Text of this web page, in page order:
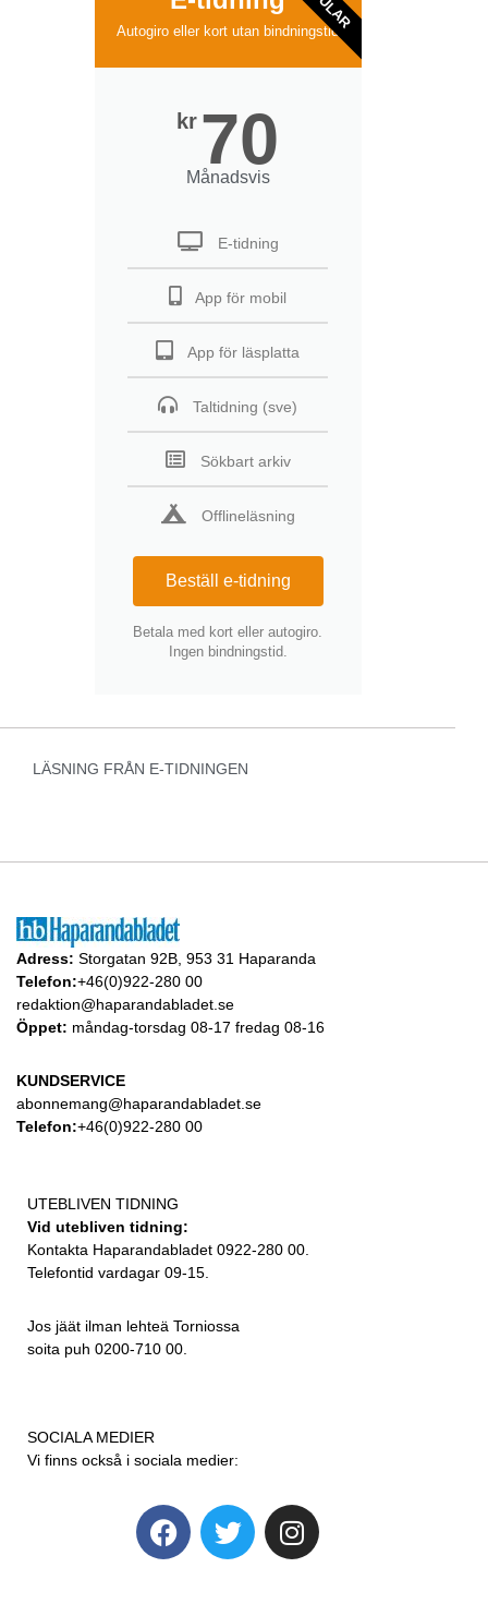
Autogiro eller kort utan bindningstid
kr 70
Månadsvis
E-tidning
App för mobil
App för läsplatta
Taltidning (sve)
Sökbart arkiv
Offlineläsning
Beställ e-tidning
Betala med kort eller autogiro.
Ingen bindningstid.
LÄSNING FRÅN E-TIDNINGEN
Adress: Storgatan 92B, 953 31 Haparanda
Telefon:+46(0)922-280 00
redaktion@haparandabladet.se
Öppet: måndag-torsdag 08-17 fredag 08-16
KUNDSERVICE
abonnemang@haparandabladet.se
Telefon:+46(0)922-280 00
UTEBLIVEN TIDNING
Vid utebliven tidning:
Kontakta Haparandabladet 0922-280 00.
Telefontid vardagar 09-15.
Jos jäät ilman lehteä Torniossa
soita puh 0200-710 00.
SOCIALA MEDIER
Vi finns också i sociala medier: